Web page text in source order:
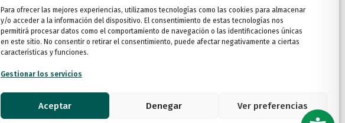
Para ofrecer las mejores experiencias, utilizamos tecnologías como las cookies para almacenar
y/o acceder a la información del dispositivo. El consentimiento de estas tecnologías nos
permitirá procesar datos como el comportamiento de navegación o las identificaciones únicas
en este sitio. No consentir o retirar el consentimiento, puede afectar negativamente a ciertas
características y funciones.
Gestionar los servicios
Aceptar Denegar Ver preferencias